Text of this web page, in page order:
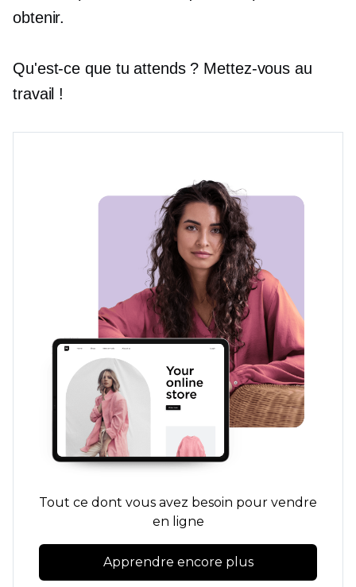
obtenir.
Qu'est-ce que tu attends ? Mettez-vous au
travail !
Tout ce dont vous avez besoin pour vendre
en ligne
Apprendre encore plus